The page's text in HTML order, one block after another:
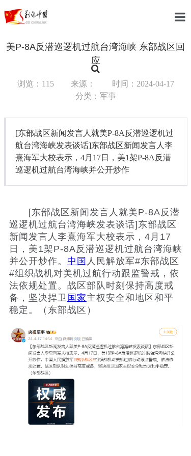
国际
财经
教育
汽车
社会
文化
健康
娱乐
美P-8A反潜巡逻机过航台湾海峡 东部战区回
应
浏览：115 来源：
时间：2024-04-17
分类：军事
[东部战区新闻发言人就美P-8A反潜巡逻机过
航台湾海峡发表谈话]东部战区新闻发言人李
熹海军大校表示，4月17日，美1架P-8A反潜
巡逻机过航台湾海峡并公开炒作
[东部战区新闻发言人就美P-8A反潜
巡逻机过航台湾海峡发表谈话]东部战区
新闻发言人李熹海军大校表示，4月17
日，美1架P-8A反潜巡逻机过航台湾海峡
并公开炒作。 中国 人民解放军#东部战区
#组织战机对美机过航行动跟监警戒，依
法依规处置。战区部队时刻保持高度戒
备，坚决捍卫 国家主权安全和地区和平
稳定。（东部战区）